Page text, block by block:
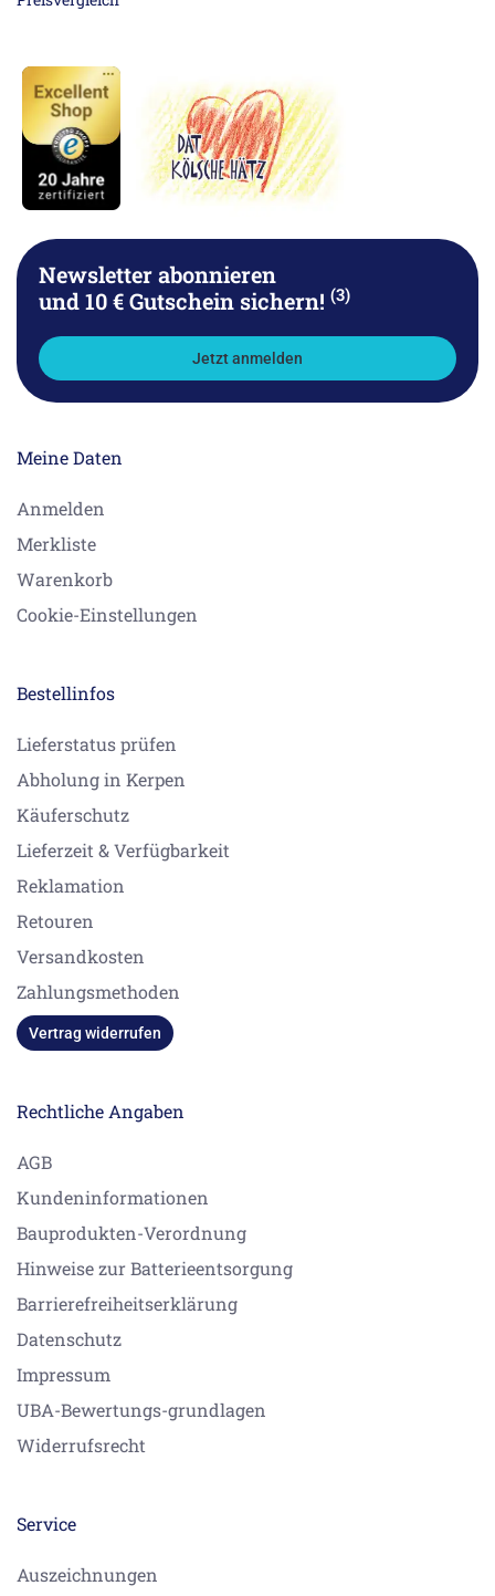
Newsletter abonnieren
und 10 € Gutschein sichern! (3)
Jetzt anmelden
Meine Daten
Anmelden
Merkliste
Warenkorb
Cookie-Einstellungen
Bestellinfos
Lieferstatus prüfen
Abholung in Kerpen
Käuferschutz
Lieferzeit & Verfügbarkeit
Reklamation
Retouren
Versandkosten
Zahlungsmethoden
Vertrag widerrufen
Rechtliche Angaben
AGB
Kundeninformationen
Bauprodukten-Verordnung
Hinweise zur Batterieentsorgung
Barrierefreiheitserklärung
Datenschutz
Impressum
UBA-Bewertungs-grundlagen
Widerrufsrecht
Service
Auszeichnungen